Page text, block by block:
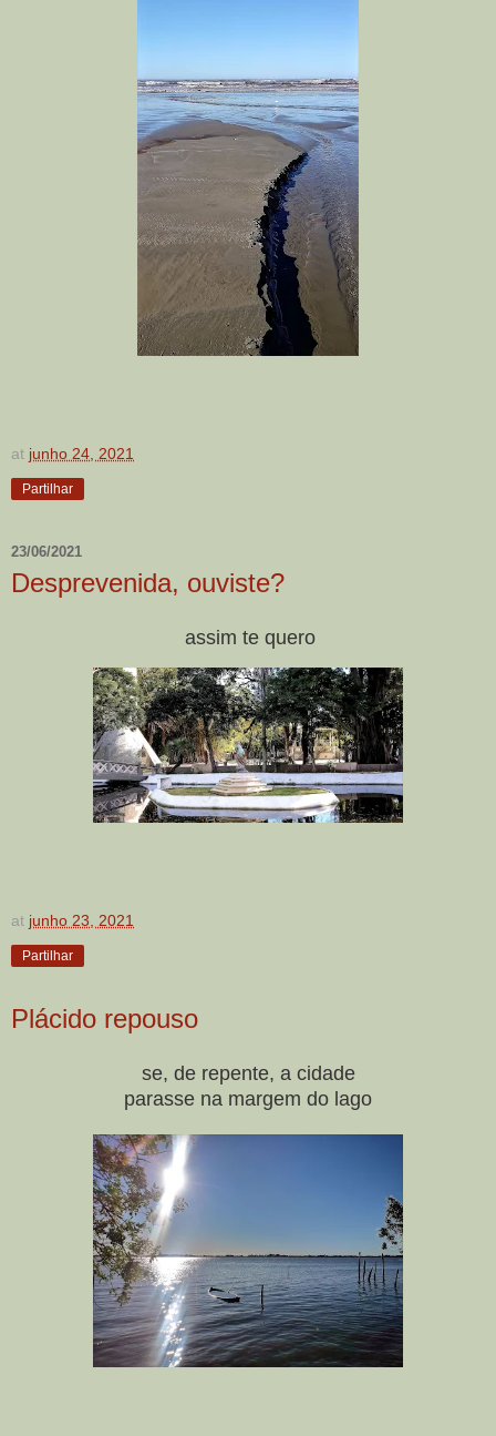
at junho 24, 2021
Partilhar
23/06/2021
Desprevenida, ouviste?
assim te quero
at junho 23, 2021
Partilhar
Plácido repouso
se, de repente, a cidade
parasse na margem do lago